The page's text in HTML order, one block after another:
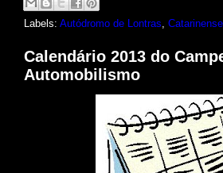
Labels: Autódromo de Lontras,
Calendário 2013 do
Automobilismo